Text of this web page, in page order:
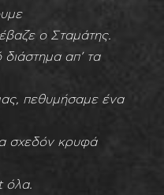
ο Σταμάτης.
απ’ τα
πεθυμήσαμε ένα
σχεδόν κρυφά
όλα.